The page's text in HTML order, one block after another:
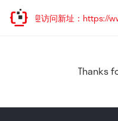
移，欢迎访问新址：https://
Thanks